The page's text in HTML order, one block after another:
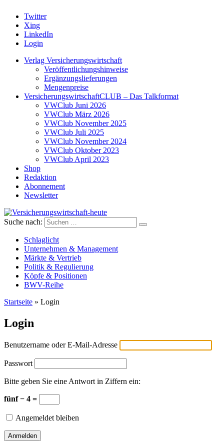
Twitter
Xing
LinkedIn
Login
Verlag Versicherungswirtschaft
Veröffentlichungshinweise
Ergänzungslieferungen
Mengenpreise
VersicherungswirtschaftCLUB – Das Talkformat
VWClub Juni 2026
VWClub März 2026
VWClub November 2025
VWClub Juli 2025
VWClub November 2024
VWClub Oktober 2023
VWClub April 2023
Shop
Redaktion
Abonnement
Newsletter
Versicherungswirtschaft-heute
Suche nach:
Schlaglicht
Unternehmen & Management
Märkte & Vertrieb
Politik & Regulierung
Köpfe & Positionen
BWV-Reihe
Startseite » Login
Login
Benutzername oder E-Mail-Adresse
Passwort
Bitte geben Sie eine Antwort in Ziffern ein:
fünf − 4 =
Angemeldet bleiben